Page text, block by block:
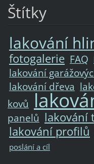
Štítky
lakování
fotogalerie FAQ
lakování
lakování dřeva
kovů
panelů lakování
lakování profilů
poslání a cíl